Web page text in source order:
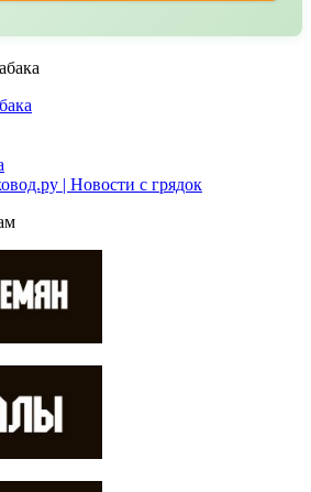
| Новости с грядок